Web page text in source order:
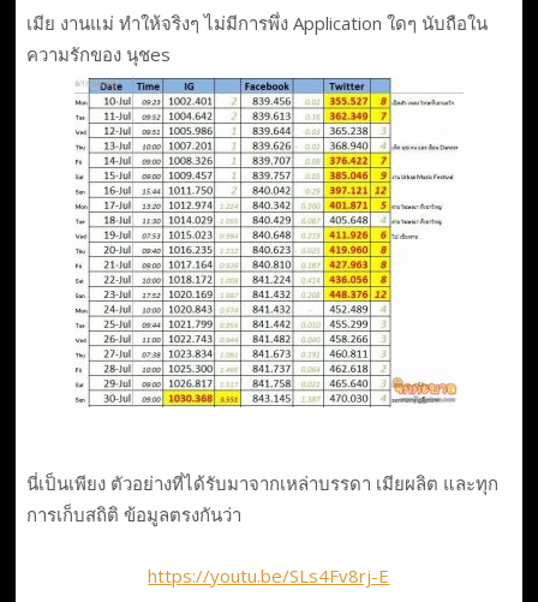
เมีย งานแม่ ทำให้จริงๆ ไม่มีการพึ่ง Application ใดๆ นับถือใน
ความรักของ นุชes
นี่เป็นเพียง ตัวอย่างที่ได้รับมาจากเหล่าบรรดา เมียผลิต และทุก
การเก็บสถิติ ข้อมูลตรงกันว่า
https://youtu.be/SLs4Fv8rj-E